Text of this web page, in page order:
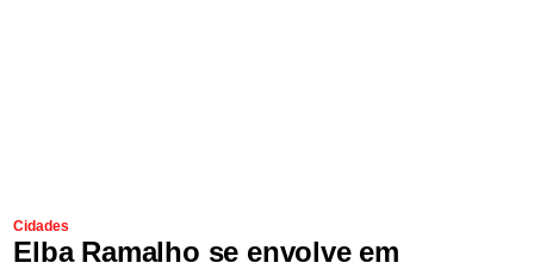
Cidades
Elba Ramalho se envolve em